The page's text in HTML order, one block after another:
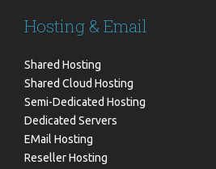
Hosting & Email
Shared Hosting
Shared Cloud Hosting
Semi-Dedicated Hosting
Dedicated Servers
EMail Hosting
Reseller Hosting